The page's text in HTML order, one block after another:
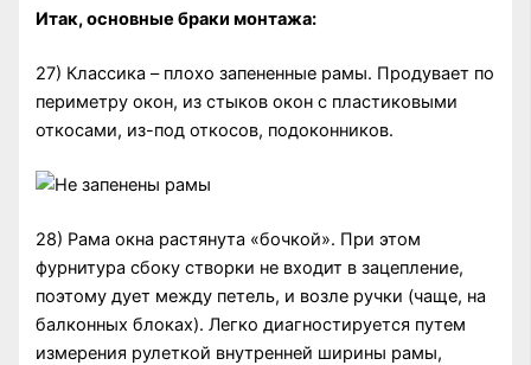
Итак, основные браки монтажа:
27) Классика – плохо запененные рамы. Продувает по
периметру окон, из стыков окон с пластиковыми
откосами, из-под откосов, подоконников.
28) Рама окна растянута «бочкой». При этом
фурнитура сбоку створки не входит в зацепление,
поэтому дует между петель, и возле ручки (чаще, на
балконных блоках). Легко диагностируется путем
измерения рулеткой внутренней ширины рамы,